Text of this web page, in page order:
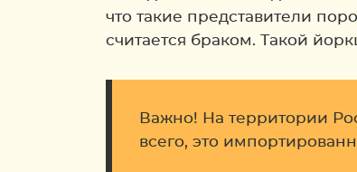
что такие представители
считается браком. Такой
Важно! На территории
всего, это